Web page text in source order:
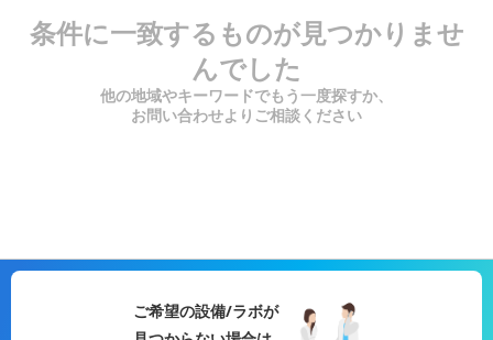
条件に一致するものが見つかりませ
んでした
他の地域やキーワードでもう一度探すか、
お問い合わせよりご相談ください
ご希望の設備/ラボが